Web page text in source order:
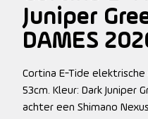
Juniper
DAMES
Cortina E-Tide
53cm. Kleur: Dark
achter een Shimano